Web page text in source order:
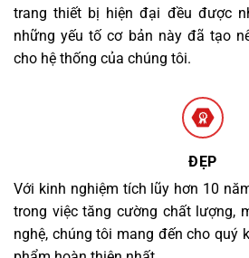
trang thiết bị hiện đại đều được
những yếu tố cơ bản này đã tạo
cho hệ thống của chúng tôi.
ĐẸP
Với kinh nghiệm tích lũy hơn 10
trong việc tăng cường chất lượng,
nghệ, chúng tôi mang đến cho quý